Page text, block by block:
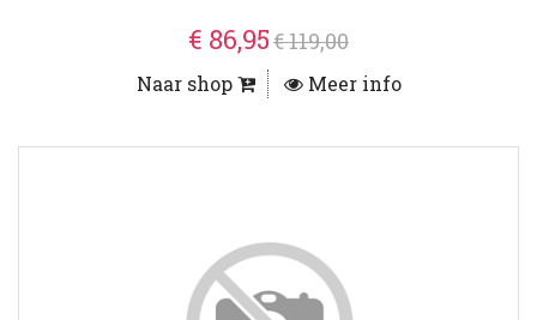
€ 86,95€ 119,00
Naar shop Meer info